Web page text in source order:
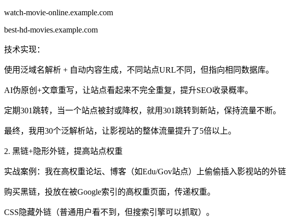
watch-movie-online.example.com
best-hd-movies.example.com
技术实现：
使用泛域名解析 + 自动内容生成，不同站点URL不同，但指向相同数据库。
AI伪原创+文章重写，让站点看起来不完全重复，提升SEO收录概率。
定期301跳转，当一个站点被封或降权，就用301跳转到新站，保持流量不断。
最终，我用30个泛解析站，让影视站的整体流量提升了5倍以上。
2. 黑链+隐形外链，提高站点权重
实战案例：我在高权重论坛、博客（如Edu/Gov站点）上偷偷插入影视站的外链
购买黑链，投放在被Google索引的高权重页面，传递权重。
CSS隐藏外链（普通用户看不到，但搜索引擎可以抓取）。